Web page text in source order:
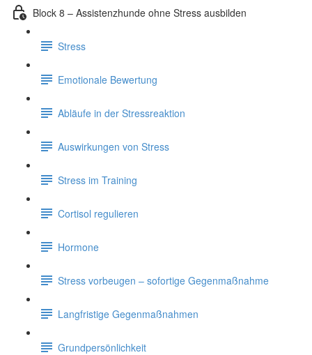
Block 8 – Assistenzhunde ohne Stress ausbilden
Stress
Emotionale Bewertung
Abläufe in der Stressreaktion
Auswirkungen von Stress
Stress im Training
Cortisol regulieren
Hormone
Stress vorbeugen – sofortige Gegenmaßnahme
Langfristige Gegenmaßnahmen
Grundpersönlichkeit